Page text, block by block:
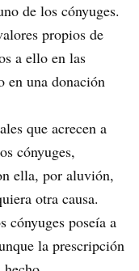
de los cónyuges.
propios de
a ello en las
en una donación
que acrecen a
cónyuges,
ella, por aluvión,
otra causa.
cónyuges poseía a
la prescripción